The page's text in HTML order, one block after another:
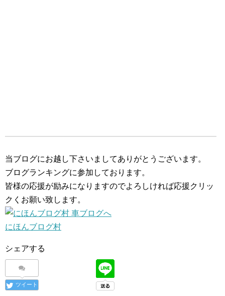
当ブログにお越し下さいましてありがとうございます。
ブログランキングに参加しております。
皆様の応援が励みになりますのでよろしければ応援クリッ
クくお願い致します。
にほんブログ村
シェアする
ツイート